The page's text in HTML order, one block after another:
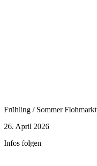
Frühling / Sommer Flohmarkt
26. April 2026
Infos folgen